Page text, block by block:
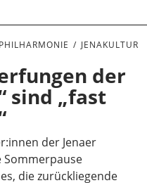
JENAKULTUR
der
sind „fast
der Jenaer
die zurückliegende